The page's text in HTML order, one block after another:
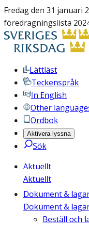
Fredag den 31 januari
föredragningslista
Lättläst
Teckenspråk
In English
Other
Ordbok
Aktivera lyssna
Sök
Aktuellt
Aktuellt
Dokument &
Dokument &
Beställ och